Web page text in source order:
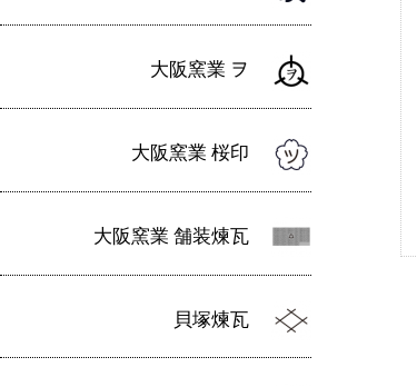
大阪窯業 ヲ
大阪窯業 桜印
大阪窯業 舗装煉瓦
貝塚煉瓦